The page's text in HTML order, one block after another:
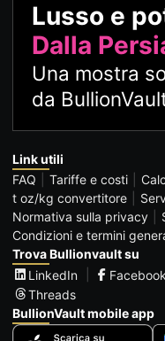
Lusso e
Dalla
Una mostra
da
Link utili
FAQ
Tariffe e costi
t oz/kg convertitore
Normativa sulla privacy
Condizioni e termini
Trova Bullionvault su
LinkedIn
Facebook
Threads
BullionVault mobile app